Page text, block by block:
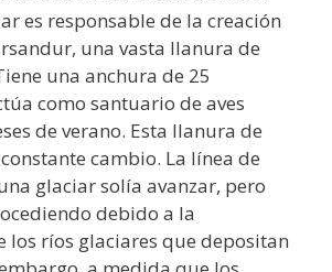
es responsable de la creación
una vasta llanura de
una anchura de 25
como santuario de aves
de verano. Esta llanura de
cambio. La línea de
glaciar solía avanzar, pero
debido a la
los ríos glaciares que depositan